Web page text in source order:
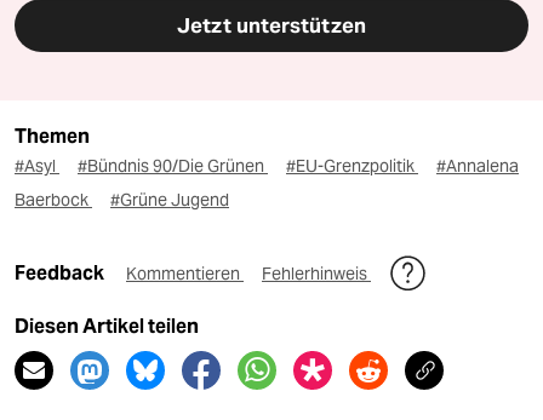
Jetzt unterstützen
Themen
#Asyl #Bündnis 90/Die Grünen #EU-Grenzpolitik
#Annalena
Baerbock
#Grüne Jugend
Feedback Kommentieren Fehlerhinweis
Diesen Artikel teilen